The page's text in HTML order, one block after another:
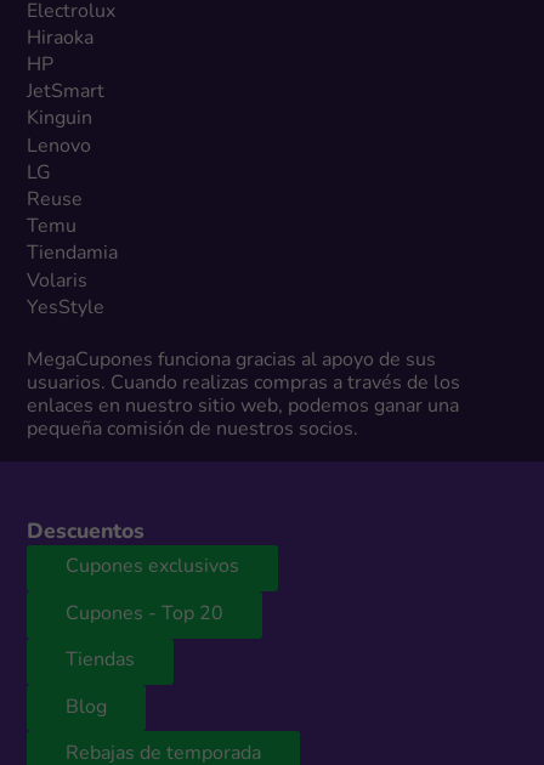
Electrolux
Hiraoka
HP
JetSmart
Kinguin
Lenovo
LG
Reuse
Temu
Tiendamia
Volaris
YesStyle
MegaCupones funciona gracias al apoyo de sus
usuarios. Cuando realizas compras a través de los
enlaces en nuestro sitio web, podemos ganar una
pequeña comisión de nuestros socios.
Descuentos
Cupones exclusivos
Cupones - Top 20
Tiendas
Blog
Rebajas de temporada